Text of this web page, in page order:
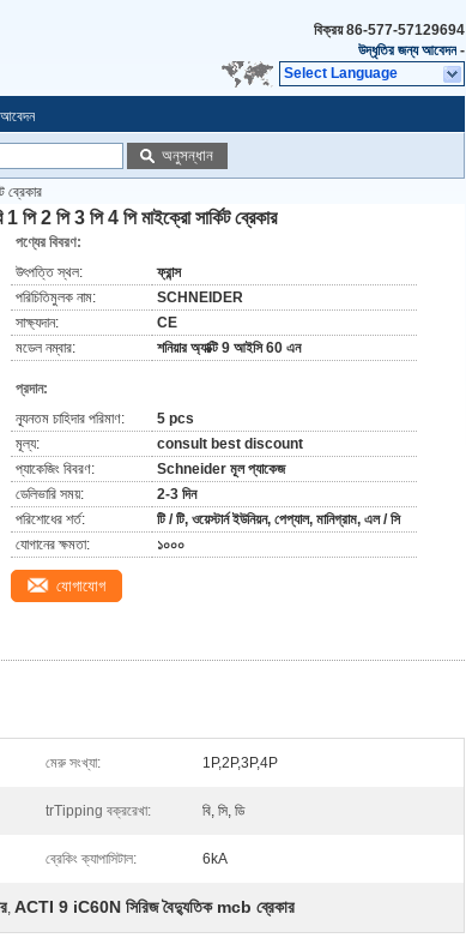
বিক্রয়86-577-57129694
উদ্ধৃতির জন্য আবেদন -
Select Language
অনুসন্ধান
ব্রেকার
2 পি 3 পি 4 পি মাইক্রো সার্কিট ব্রেকার
পণ্যের বিবরণ:
উৎপত্তি স্থল:
ফ্রান্স
পরিচিতিমুলক নাম:
SCHNEIDER
সাক্ষ্যদান:
CE
মডেল নম্বার:
শনিয়ার অ্যাক্টি 9 আইসি 60 এন
প্রদান:
ন্যূনতম চাহিদার পরিমাণ:
5 pcs
মূল্য:
consult best discount
প্যাকেজিং বিবরণ:
Schneider মূল প্যাকেজ
ডেলিভারি সময়:
2-3 দিন
পরিশোধের শর্ত:
টি / টি, ওয়েস্টার্ন ইউনিয়ন, পেপ্যাল, মানিগ্রাম, এল / সি
যোগানের ক্ষমতা:
১০০০
যোগাযোগ
মেরু সংখ্যা: 1P,2P,3P,4P
trTipping বক্ররেখা: বি, সি, ডি
ব্রেকিং ক্যাপাসিটাল: 6kA
, ACTI 9 iC60N সিরিজ বৈদ্যুতিক mcb ব্রেকার